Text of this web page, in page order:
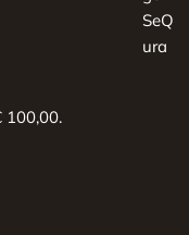
100,00.